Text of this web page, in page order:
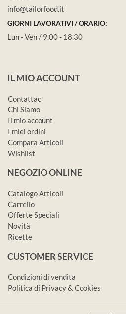
info@tailorfood.it
GIORNI LAVORATIVI / ORARIO:
Lun - Ven / 9.00 - 18.30
IL MIO ACCOUNT
Contattaci
Chi Siamo
Il mio account
I miei ordini
Compara Articoli
Wishlist
NEGOZIO ONLINE
Catalogo Articoli
Carrello
Offerte Speciali
Novità
Ricette
CUSTOMER SERVICE
Condizioni di vendita
Politica di Privacy & Cookies